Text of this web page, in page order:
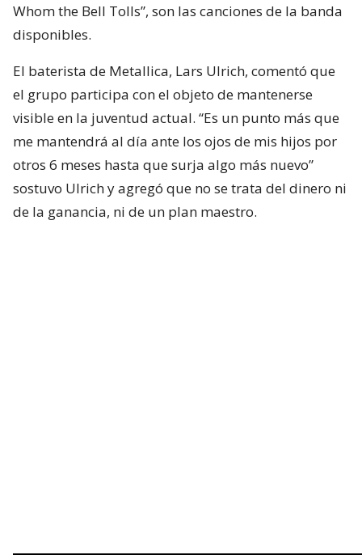
Whom the Bell Tolls”, son las canciones de la banda
disponibles.
El baterista de Metallica, Lars Ulrich, comentó que
el grupo participa con el objeto de mantenerse
visible en la juventud actual. “Es un punto más que
me mantendrá al día ante los ojos de mis hijos por
otros 6 meses hasta que surja algo más nuevo”
sostuvo Ulrich y agregó que no se trata del dinero ni
de la ganancia, ni de un plan maestro.